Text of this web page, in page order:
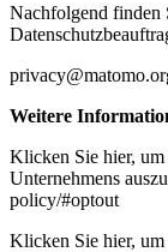
Nachfolgend finden
Weitere
Klicken Sie hier, um
Unternehmens
policy/#optout
Klicken Sie hier, um